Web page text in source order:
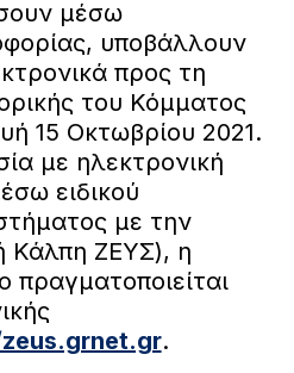
μέσω
υποβάλλουν
προς τη
του Κόμματος
15 Οκτωβρίου 2021.
με ηλεκτρονική
ειδικού
με την
Κάλπη ΖΕΥΣ), η
πραγματοποιείται
.